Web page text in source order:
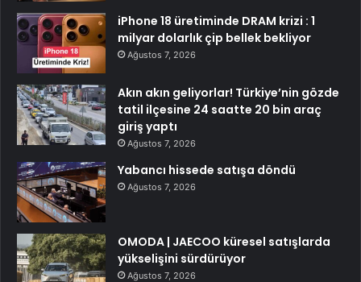
iPhone 18 üretiminde DRAM krizi : 1
milyar dolarlık çip bellek bekliyor
Ağustos 7, 2026
Akın akın geliyorlar! Türkiye’nin gözde
tatil ilçesine 24 saatte 20 bin araç
giriş yaptı
Ağustos 7, 2026
Yabancı hissede satışa döndü
Ağustos 7, 2026
OMODA | JAECOO küresel satışlarda
yükselişini sürdürüyor
Ağustos 7, 2026